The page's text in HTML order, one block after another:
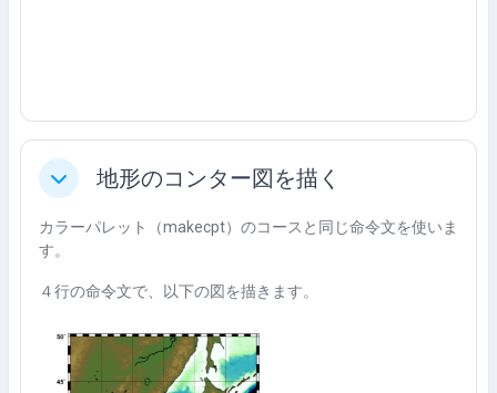
折叠 地形のコンター図を描く
カラーパレット（makecpt）のコースと同じ命令文を使いま
す。
４行の命令文で、以下の図を描きます。